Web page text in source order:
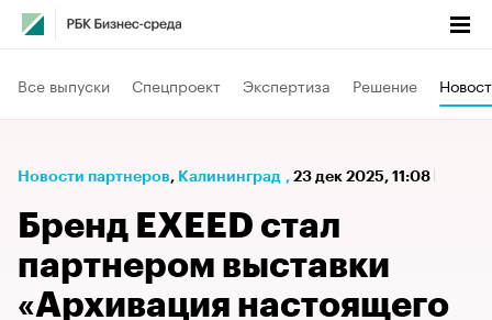
Все выпуски Спецпроект Экспертиза Решение
Новости партнеров⁠, Калининград , 23 дек 2025, 11:08
Бренд EXEED стал
партнером выставки
«Архивация настоящего